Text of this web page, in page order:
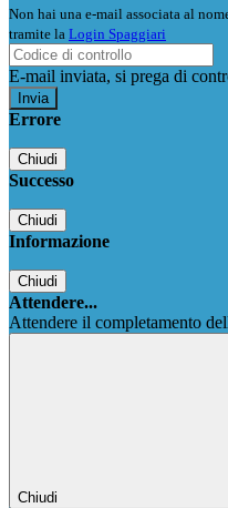
Non hai una e-mail associata al
tramite la Login Spaggiari
E-mail inviata, si prega di
Errore
Chiudi
Successo
Chiudi
Informazione
Chiudi
Attendere...
Attendere il completamento
Chiudi